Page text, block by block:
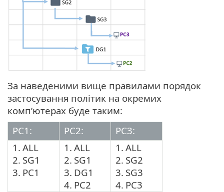
За наведеними вище правилами порядок
застосування політик на окремих
комп’ютерах буде таким:
PC1:
PC2:
PC3:
1. ALL
2. SG1
3. PC1
1. ALL
2. SG1
3. DG1
4. PC2
1. ALL
2. SG2
3. SG3
4. PC3